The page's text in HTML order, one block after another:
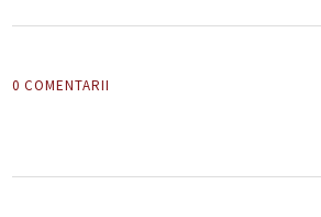
0 COMENTARII